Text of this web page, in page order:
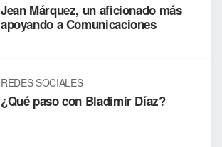
Jean Márquez, un aficionado más
apoyando a Comunicaciones
REDES SOCIALES
¿Qué paso con Bladimir Díaz?